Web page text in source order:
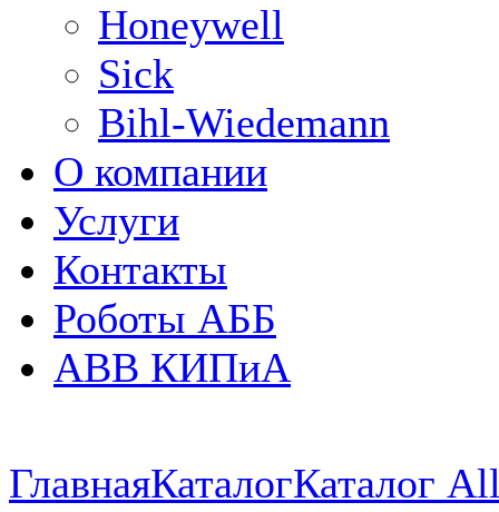
Honeywell
Sick
Bihl-Wiedemann
О компании
Услуги
Контакты
Роботы АББ
ABB КИПиА
ГлавнаяКаталогКаталог